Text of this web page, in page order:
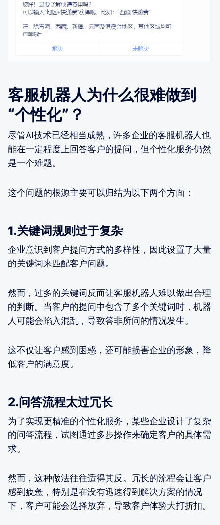
客服机器人为什么很难做到
“个性化”？
尽管AI技术已经相当成熟，许多企业的客服机器人也
能在一定程度上回答客户的提问，但个性化服务仍然
是一个难题。
这个问题的根源主要可以归结为以下两个方面：
1.关键词规则过于复杂
企业意识到客户提问方式的多样性，因此设置了大量
的关键词来匹配客户问题。
然而，过多的关键词反而让客服机器人难以做出合理
的判断。当客户的提问中包含了多个关键词时，机器
人可能会陷入混乱，导致答非所问的情况发生。
这不仅让客户感到困惑，还可能损害企业的形象，降
低客户的满意度。
2.问答流程太过冗长
为了实现更精准的个性化服务，某些企业设计了复杂
的问答流程，试图通过多步操作来确定客户的具体需
求。
然而，这种做法往往适得其反。冗长的流程会让客户
感到疲惫，特别是在没有迅速得到解决方案的情况
下，客户可能会选择放弃，导致客户体验大打折扣。